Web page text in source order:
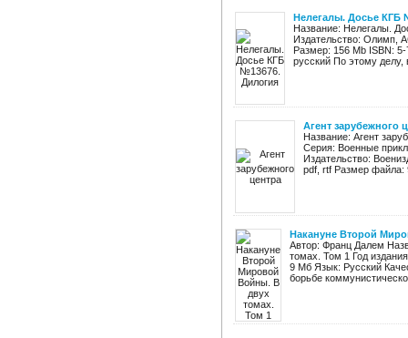
Нелегалы. Досье КГБ
Название: Нелегалы.
Издательство: Олимп,
Размер: 156 Mb ISBN:
русский По этому делу,
Агент зарубежного
Название: Агент
Серия: Военные
Издательство:
pdf, rtf Размер файла:
Накануне Второй
Автор: Франц Далем
томах. Том 1 Год
9 Мб Язык: Русский
борьбе